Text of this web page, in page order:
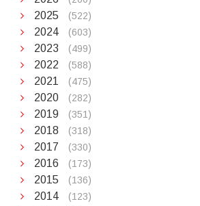
2025 (522)
2024 (603)
2023 (499)
2022 (588)
2021 (475)
2020 (282)
2019 (351)
2018 (318)
2017 (330)
2016 (173)
2015 (136)
2014 (123)